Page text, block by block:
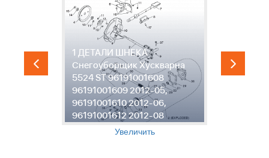
1 ДЕТАЛИ ШНЕКА
Снегоуборщик Хускварна
5524 ST 96191001608
96191001609 2012-05,
96191001610 2012-06,
96191001612 2012-08
Увеличить